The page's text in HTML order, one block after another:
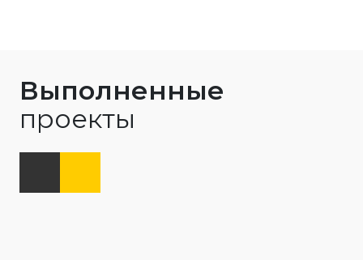
Выполненные
проекты